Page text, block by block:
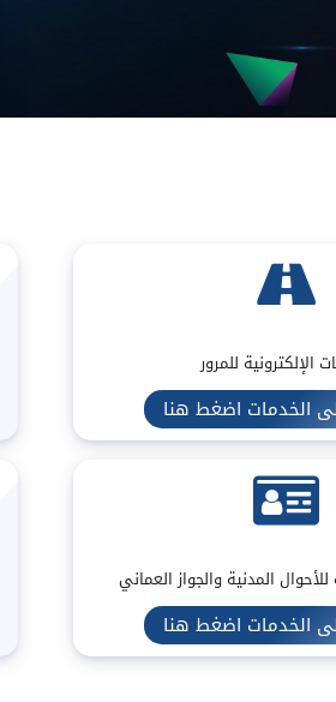
الإلكترونية للمرور
الخدمات اضغط هنا
للأحوال المدنية والجواز العماني
الخدمات اضغط هنا